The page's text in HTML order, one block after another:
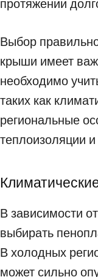
протяжении
Выбор
крыши имеет
необходимо
таких как
региональные
теплоизоляции
В зависимости
выбирать
В холодных
может сильно